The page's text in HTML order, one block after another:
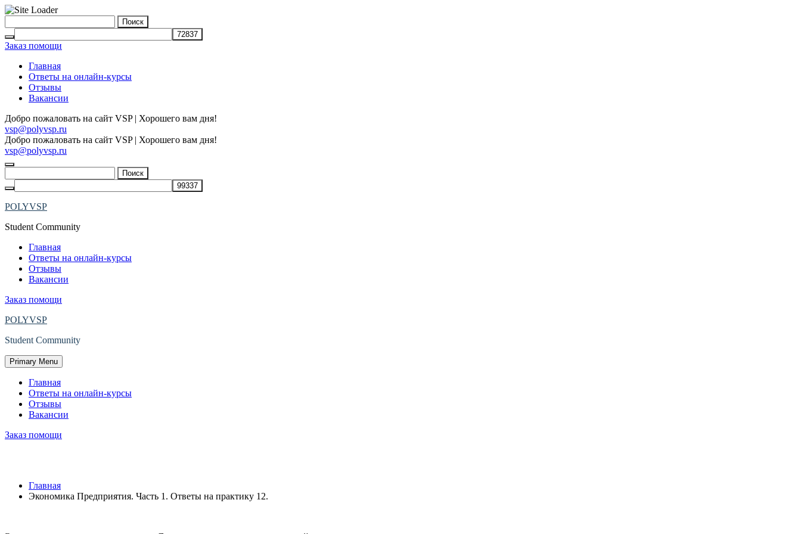
to
content
Заказ помощи
Главная
Ответы на онлайн-курсы
Отзывы
Вакансии
Добро пожаловать на сайт VSP | Хорошего вам дня!
vsp@polyvsp.ru
Добро пожаловать на сайт VSP | Хорошего вам дня!
vsp@polyvsp.ru
POLYVSP
Student Community
Главная
Ответы на онлайн-курсы
Отзывы
Вакансии
Заказ помощи
POLYVSP
Student Community
Primary Menu
Главная
Ответы на онлайн-курсы
Отзывы
Вакансии
Заказ помощи
Главная
Экономика Предприятия. Часть 1. Ответы на практику 12.